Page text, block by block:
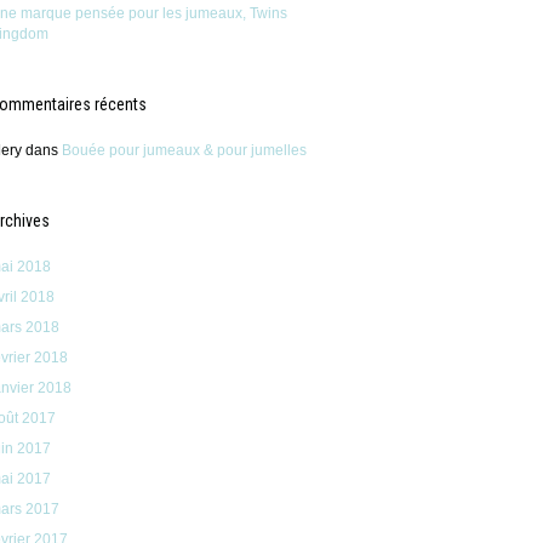
marque pensée pour les jumeaux, Twins
récents
dans Bouée pour jumeaux & pour jumelles
2018
2018
2018
2018
2018
2017
2017
2017
2017